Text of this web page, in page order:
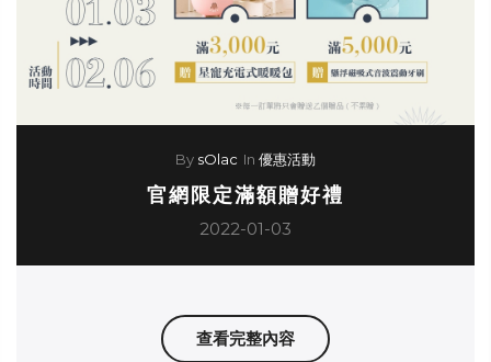
By sOlac In 優惠活動
官網限定滿額贈好禮
2022-01-03
查看完整內容